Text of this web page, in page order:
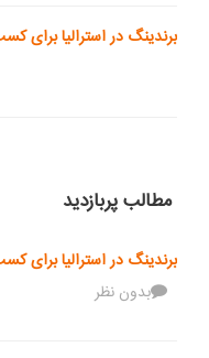
برندینگ در استرالیا برای
مطالب پربازدید
برندینگ در استرالیا برای
بدون نظر